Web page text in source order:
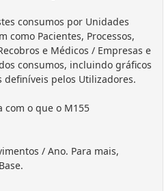
consumos por Unidades
como Pacientes, Processos,
e Médicos / Empresas e
consumos, incluindo gráficos
pelos Utilizadores.
o que o M155
/ Ano. Para mais,